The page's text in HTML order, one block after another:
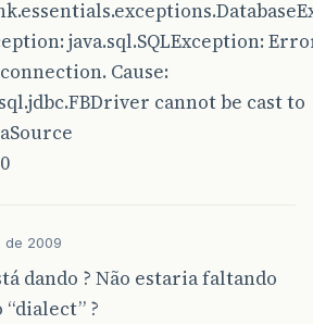
java.sql.SQLException:
Cause:
cannot be cast to
de 2009
dando ? Não estaria faltando
?